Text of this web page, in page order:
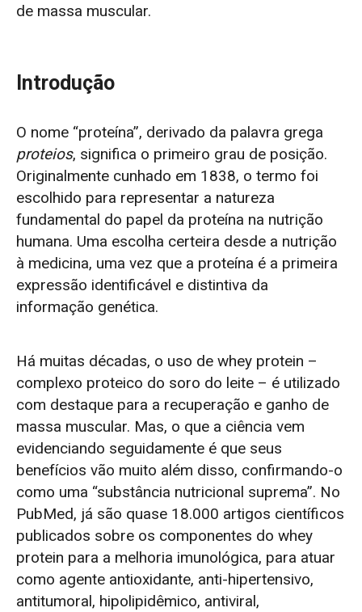
de massa muscular.
Introdução
O nome “proteína”, derivado da palavra grega
proteios, significa o primeiro grau de posição.
Originalmente cunhado em 1838, o termo foi
escolhido para representar a natureza
fundamental do papel da proteína na nutrição
humana. Uma escolha certeira desde a nutrição
à medicina, uma vez que a proteína é a primeira
expressão identificável e distintiva da
informação genética.
Há muitas décadas, o uso de whey protein –
complexo proteico do soro do leite – é utilizado
com destaque para a recuperação e ganho de
massa muscular. Mas, o que a ciência vem
evidenciando seguidamente é que seus
benefícios vão muito além disso, confirmando-o
como uma “substância nutricional suprema”. No
PubMed, já são quase 18.000 artigos científicos
publicados sobre os componentes do whey
protein para a melhoria imunológica, para atuar
como agente antioxidante, anti-hipertensivo,
antitumoral, hipolipidêmico, antiviral,